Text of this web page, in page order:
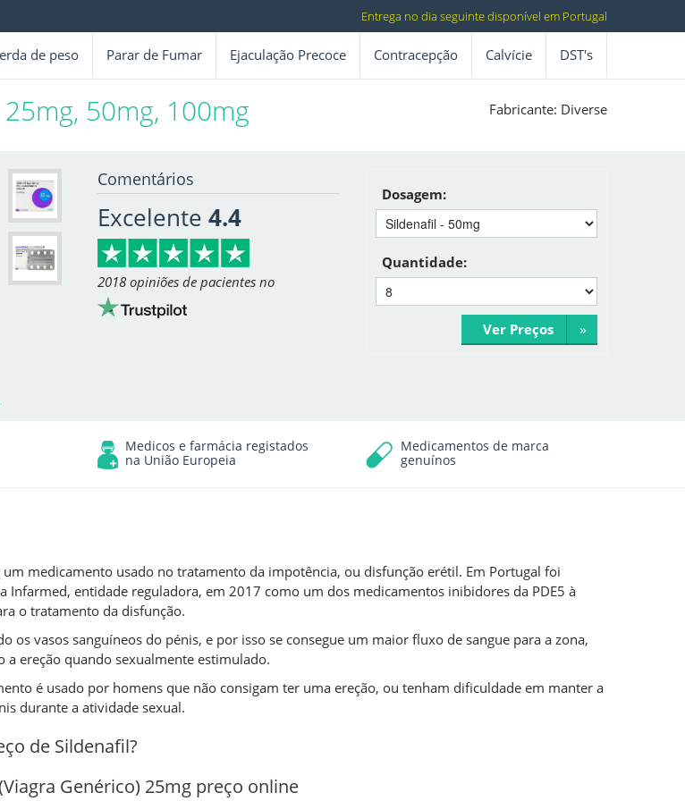
Entrega no dia seguinte disponível em Portugal
de peso Parar de Fumar Ejaculação Precoce Contracepção Calvície DST's
50mg, 100mg Fabricante: Diverse
Comentários
Excelente 4.4
2018 opiniões de pacientes no
Dosagem:
Quantidade:
Ver Preços »
Medicos e farmácia registados
na União Europeia
Medicamentos de marca
genuínos
um medicamento usado no tratamento da impotência, ou disfunção erétil. Em Portugal foi
Infarmed, entidade reguladora, em 2017 como um dos medicamentos inibidores da PDE5 à
o tratamento da disfunção.
os vasos sanguíneos do pénis, e por isso se consegue um maior fluxo de sangue para a zona,
a ereção quando sexualmente estimulado.
é usado por homens que não consigam ter uma ereção, ou tenham dificuldade em manter a
durante a atividade sexual.
de Sildenafil?
Genérico) 25mg preço online